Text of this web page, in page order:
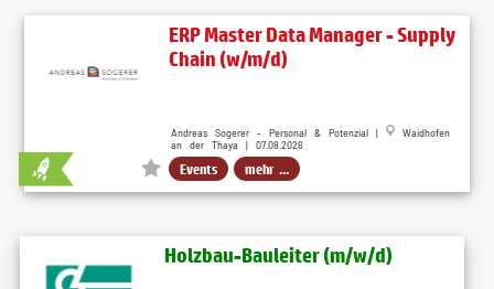
ERP Master Data Manager - Supply
Chain (w/m/d)
Andreas Sogerer - Personal & Potenzial |
Waidhofen
an der Thaya | 07.08.2026
Events mehr ...
Holzbau-Bauleiter (m/w/d)